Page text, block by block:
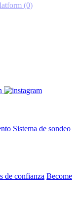
(0)
Sistema de sondeo
de confianza Become